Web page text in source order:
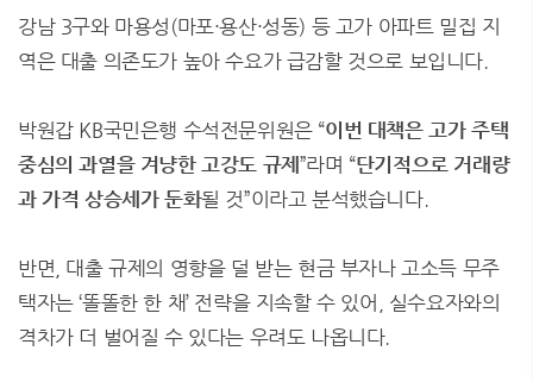
강남 3구와 마용성(마포·용산·성동) 등 고가 아파트 밀집 지
역은 대출 의존도가 높아 수요가 급감할 것으로 보입니다.
박원갑 KB국민은행 수석전문위원은 “이번 대책은 고가 주택
중심의 과열을 겨냥한 고강도 규제 ”라며 “단기적으로 거래량
과 가격 상승세가 둔화될 것”이라고 분석했습니다.
반면, 대출 규제의 영향을 덜 받는 현금 부자나 고소득 무주
택자는 ‘똘똘한 한 채’ 전략을 지속할 수 있어, 실수요자와의
격차가 더 벌어질 수 있다는 우려도 나옵니다.